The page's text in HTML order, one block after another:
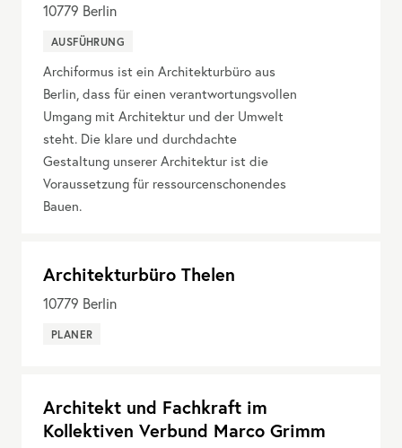
10779 Berlin
AUSFÜHRUNG
Archiformus ist ein Architekturbüro aus
Berlin, dass für einen verantwortungsvollen
Umgang mit Architektur und der Umwelt
steht. Die klare und durchdachte
Gestaltung unserer Architektur ist die
Voraussetzung für ressourcenschonendes
Bauen.
Architekturbüro Thelen
10779 Berlin
PLANER
Architekt und Fachkraft im
Kollektiven Verbund Marco Grimm